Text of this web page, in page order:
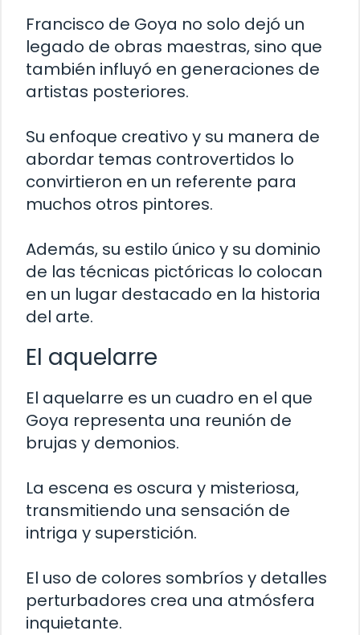
Francisco de Goya no solo dejó un
legado de obras maestras, sino que
también influyó en generaciones de
artistas posteriores.
Su enfoque creativo y su manera de
abordar temas controvertidos lo
convirtieron en un referente para
muchos otros pintores.
Además, su estilo único y su dominio
de las técnicas pictóricas lo colocan
en un lugar destacado en la historia
del arte.
El aquelarre
El aquelarre es un cuadro en el que
Goya representa una reunión de
brujas y demonios.
La escena es oscura y misteriosa,
transmitiendo una sensación de
intriga y superstición.
El uso de colores sombríos y detalles
perturbadores crea una atmósfera
inquietante.